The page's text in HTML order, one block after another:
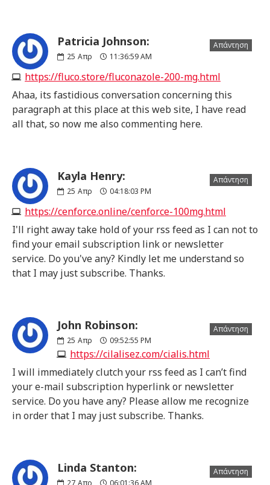
Patricia Johnson:
25 Απρ 11:36:59 AM
https://fluco.store/fluconazole-200-mg.html
Απάντηση
Ahaa, its fastidious conversation concerning this
paragraph at this place at this web site, I have read
all that, so now me also commenting here.
Kayla Henry:
25 Απρ 04:18:03 PM
https://cenforce.online/cenforce-100mg.html
Απάντηση
I'll right away take hold of your rss feed as I can not to
find your email subscription link or newsletter
service. Do you've any? Kindly let me understand so
that I may just subscribe. Thanks.
John Robinson:
25 Απρ 09:52:55 PM
https://cilalisez.com/cialis.html
Απάντηση
I will immediately clutch your rss feed as I can’t find
your e-mail subscription hyperlink or newsletter
service. Do you have any? Please allow me recognize
in order that I may just subscribe. Thanks.
Linda Stanton:
27 Απρ 06:01:36 AM
Απάντηση